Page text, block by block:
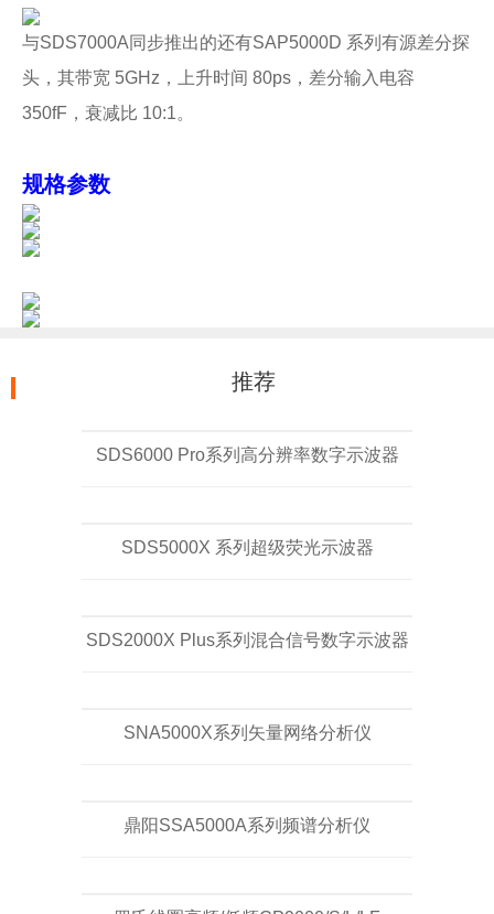
与SDS7000A同步推出的还有SAP5000D 系列有源差分探
头，其带宽 5GHz，上升时间 80ps，差分输入电容
350fF，衰减比 10:1。
规格参数
推荐
SDS6000 Pro系列高分辨率数字示波器
SDS5000X 系列超级荧光示波器
SDS2000X Plus系列混合信号数字示波器
SNA5000X系列矢量网络分析仪
鼎阳SSA5000A系列频谱分析仪